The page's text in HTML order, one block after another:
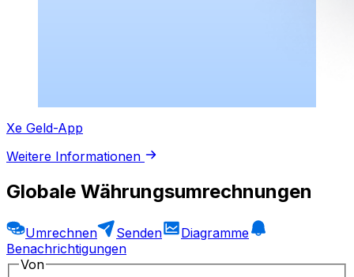
Xe Geld-App
Weitere Informationen
Globale Währungsumrechnungen
Umrechnen Senden
Diagramme
Benachrichtigungen
Von